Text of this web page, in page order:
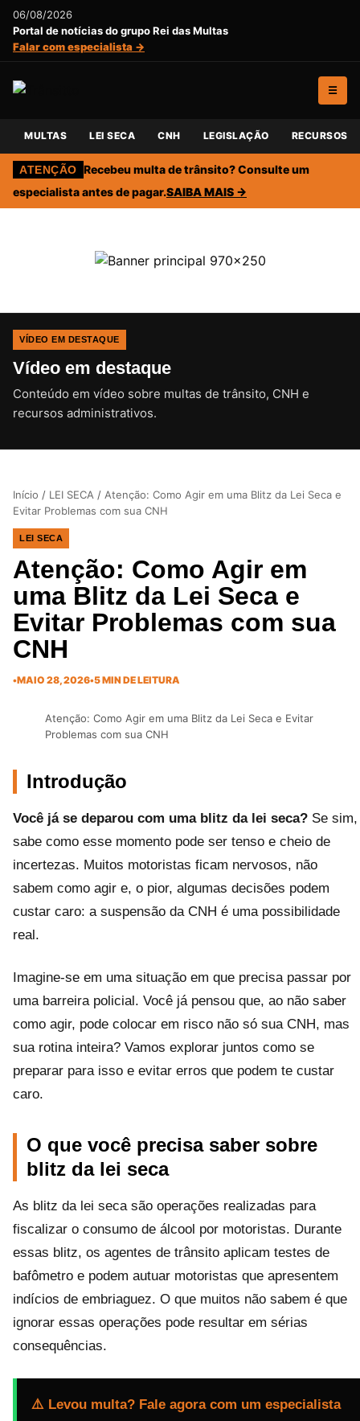
06/08/2026
Portal de notícias do grupo Rei das Multas
Falar com especialista →
☰
MULTAS LEI SECA CNH LEGISLAÇÃO RECURSOS
ATENÇÃO Recebeu multa de trânsito? Consulte um
especialista antes de pagar.SAIBA MAIS →
VÍDEO EM DESTAQUE
Vídeo em destaque
Conteúdo em vídeo sobre multas de trânsito, CNH e
recursos administrativos.CLIQUE PARA ATIVAR O SOM
Início / LEI SECA / Atenção: Como Agir em uma Blitz da Lei Seca e
Evitar Problemas com sua CNH
LEI SECA
Atenção: Como Agir em
uma Blitz da Lei Seca e
Evitar Problemas com sua
CNH
•MAIO 28, 2026•5 MIN DE LEITURA
Atenção: Como Agir em uma Blitz da Lei Seca e Evitar
Problemas com sua CNH
Introdução
Você já se deparou com uma blitz da lei seca? Se sim,
sabe como esse momento pode ser tenso e cheio de
incertezas. Muitos motoristas ficam nervosos, não
sabem como agir e, o pior, algumas decisões podem
custar caro: a suspensão da CNH é uma possibilidade
real.
Imagine-se em uma situação em que precisa passar por
uma barreira policial. Você já pensou que, ao não saber
como agir, pode colocar em risco não só sua CNH, mas
sua rotina inteira? Vamos explorar juntos como se
preparar para isso e evitar erros que podem te custar
caro.
O que você precisa saber sobre
blitz da lei seca
As blitz da lei seca são operações realizadas para
fiscalizar o consumo de álcool por motoristas. Durante
essas blitz, os agentes de trânsito aplicam testes de
bafômetro e podem autuar motoristas que apresentem
indícios de embriaguez. O que muitos não sabem é que
ignorar essas operações pode resultar em sérias
consequências.
⚠️ Levou multa? Fale agora com um especialista